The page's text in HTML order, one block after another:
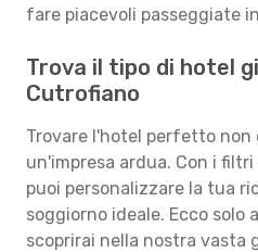
fare piacevoli passeggiate
Trova il tipo di hotel
Cutrofiano
Trovare l'hotel perfetto non
un'impresa ardua. Con i
puoi personalizzare la tua
soggiorno ideale. Ecco solo
scoprirai nella nostra vasta